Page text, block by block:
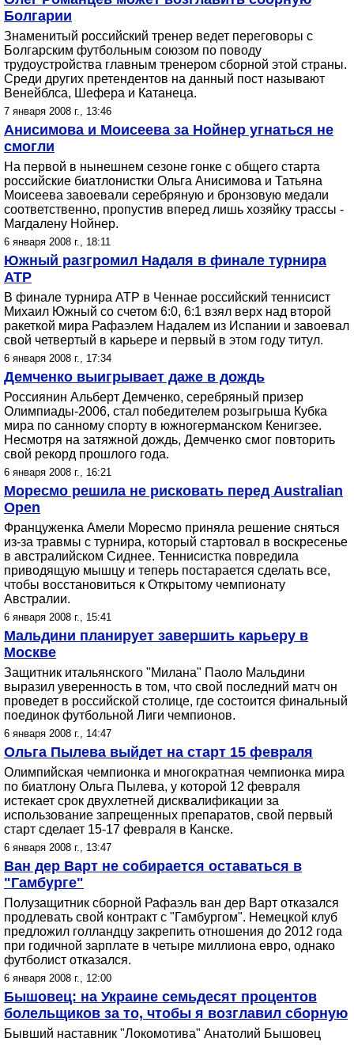
Болгарии
Знаменитый российский тренер ведет переговоры с
Болгарским футбольным союзом по поводу
трудоустройства главным тренером сборной этой страны.
Среди других претендентов на данный пост называют
Венейблса, Шефера и Катанеца.
7 января 2008 г., 13:46
Анисимова и Моисеева за Нойнер угнаться не
смогли
На первой в нынешнем сезоне гонке с общего старта
российские биатлонистки Ольга Анисимова и Татьяна
Моисеева завоевали серебряную и бронзовую медали
соответственно, пропустив вперед лишь хозяйку трассы -
Магдалену Нойнер.
6 января 2008 г., 18:11
Южный разгромил Надаля в финале турнира
АТР
В финале турнира АТР в Ченнае российский теннисист
Михаил Южный со счетом 6:0, 6:1 взял верх над второй
ракеткой мира Рафаэлем Надалем из Испании и завоевал
свой четвертый в карьере и первый в этом году титул.
6 января 2008 г., 17:34
Демченко выигрывает даже в дождь
Россиянин Альберт Демченко, серебряный призер
Олимпиады-2006, стал победителем розыгрыша Кубка
мира по санному спорту в южногерманском Кенигзее.
Несмотря на затяжной дождь, Демченко смог повторить
свой рекорд прошлого года.
6 января 2008 г., 16:21
Моресмо решила не рисковать перед Australian
Open
Француженка Амели Моресмо приняла решение сняться
из-за травмы с турнира, который стартовал в воскресенье
в австралийском Сиднее. Теннисистка повредила
приводящую мышцу и теперь постарается сделать все,
чтобы восстановиться к Открытому чемпионату
Австралии.
6 января 2008 г., 15:41
Мальдини планирует завершить карьеру в
Москве
Защитник итальянского "Милана" Паоло Мальдини
выразил уверенность в том, что свой последний матч он
проведет в российской столице, где состоится финальный
поединок футбольной Лиги чемпионов.
6 января 2008 г., 14:47
Ольга Пылева выйдет на старт 15 февраля
Олимпийская чемпионка и многократная чемпионка мира
по биатлону Ольга Пылева, у которой 12 февраля
истекает срок двухлетней дисквалификации за
использование запрещенных препаратов, свой первый
старт сделает 15-17 февраля в Канске.
6 января 2008 г., 13:47
Ван дер Варт не собирается оставаться в
"Гамбурге"
Полузащитник сборной Рафаэль ван дер Варт отказался
продлевать свой контракт с "Гамбургом". Немецкой клуб
предложил голландцу закрепить отношения до 2012 года
при годичной зарплате в четыре миллиона евро, однако
футболист отказался.
6 января 2008 г., 12:00
Бышовец: на Украине семьдесят процентов
болельщиков за то, чтобы я возглавил сборную
Бывший наставник "Локомотива" Анатолий Бышовец